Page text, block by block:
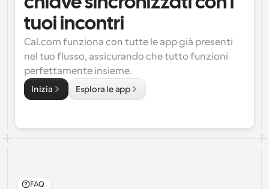
tuoi incontri
Cal.com funziona con tutte le app già presenti
nel tuo flusso, assicurando che tutto funzioni
perfettamente insieme.
Inizia Esplora le app
FAQ